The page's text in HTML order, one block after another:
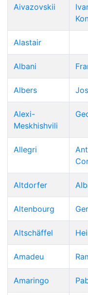
Aivazovskii
Alastair
Albani
Albers
Alexi-
Meskhishvili
Allegri
Altdorfer
Altenbourg
Altschäffel
Amadeu
Amaringo